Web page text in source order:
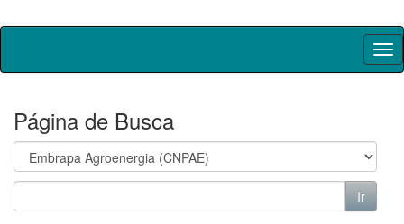
Skip
Página de Busca